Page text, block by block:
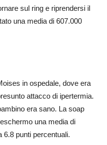
sul ring e riprendersi il
una media di 607.000
in ospedale, dove era
attacco di ipertermia.
era sano. La soap
una media di
6.8 punti percentuali.